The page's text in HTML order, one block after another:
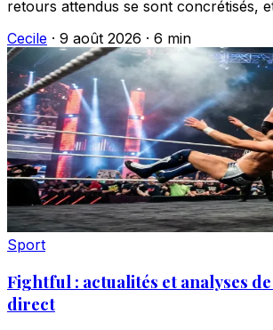
retours attendus se sont concrétisés,
Cecile · 9 août 2026 · 6 min
Sport
Fightful : actualités et analyses
direct